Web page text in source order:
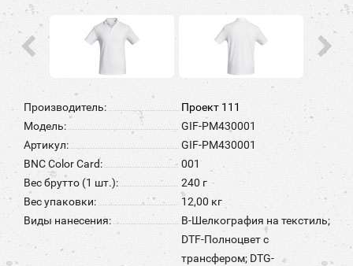
Производитель:
Проект 111
Модель:
GIF-PM430001
Артикул:
GIF-PM430001
BNC Color Card:
001
Вес брутто (1 шт.):
240 г
Вес упаковки:
12,00 кг
Виды нанесения:
B-Шелкография на текстиль;
DTF-Полноцвет с
трансфером; DTG-